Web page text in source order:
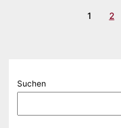
Hasse
1 2
Suchen